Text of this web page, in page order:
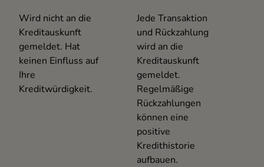
Wird nicht an die
Kreditauskunft
gemeldet. Hat
keinen Einfluss auf
Ihre
Kreditwürdigkeit.
Jede Transaktion
und Rückzahlung
wird an die
Kreditauskunft
gemeldet.
Regelmäßige
Rückzahlungen
können eine
positive
Kredithistorie
aufbauen.